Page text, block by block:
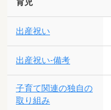
出産祝い
出産祝い-備考
子育て関連の独自の
取り組み